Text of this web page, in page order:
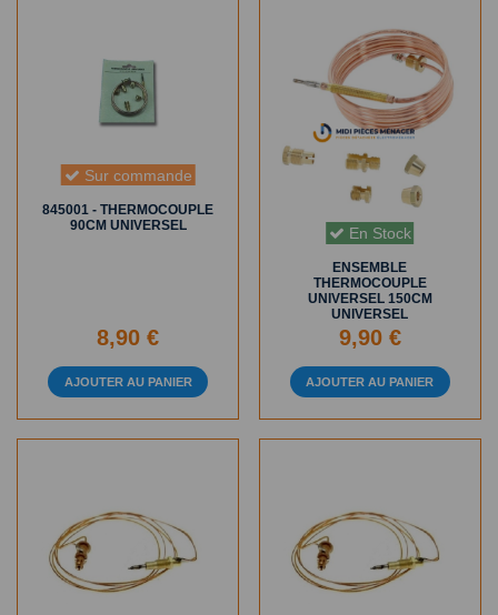
Sur commande
845001 - THERMOCOUPLE
90CM UNIVERSEL
8,90 €
AJOUTER AU PANIER
En Stock
ENSEMBLE
THERMOCOUPLE
UNIVERSEL 150CM
UNIVERSEL
9,90 €
AJOUTER AU PANIER